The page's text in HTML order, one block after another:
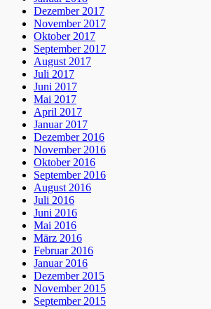
Dezember 2017
November 2017
Oktober 2017
September 2017
August 2017
Juli 2017
Juni 2017
Mai 2017
April 2017
Januar 2017
Dezember 2016
November 2016
Oktober 2016
September 2016
August 2016
Juli 2016
Juni 2016
Mai 2016
März 2016
Februar 2016
Januar 2016
Dezember 2015
November 2015
September 2015